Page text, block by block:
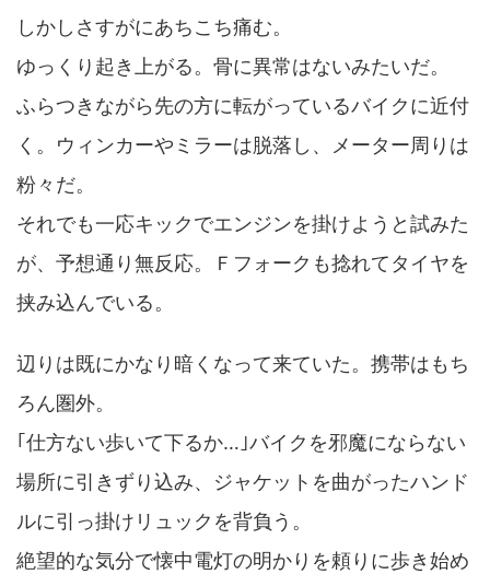
しかしさすがにあちこち痛む。
ゆっくり起き上がる。骨に異常はないみたいだ。
ふらつきながら先の方に転がっているバイクに近付
く。ウィンカーやミラーは脱落し、メーター周りは
粉々だ。
それでも一応キックでエンジンを掛けようと試みた
が、予想通り無反応。Ｆフォークも捻れてタイヤを
挟み込んでいる。
辺りは既にかなり暗くなって来ていた。携帯はもち
ろん圏外。
｢仕方ない歩いて下るか…｣バイクを邪魔にならない
場所に引きずり込み、ジャケットを曲がったハンド
ルに引っ掛けリュックを背負う。
絶望的な気分で懐中電灯の明かりを頼りに歩き始め